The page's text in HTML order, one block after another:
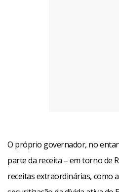
O próprio governador, no
parte da receita – em torno de
receitas extraordinárias, como